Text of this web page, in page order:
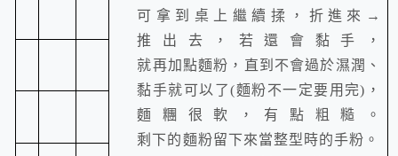
可拿到桌上繼續揉，折進來→
推出去，若還會黏手，
就再加點麵粉，直到不會過於濕潤、
黏手就可以了(麵粉不一定要用完)，
麵糰很軟，有點粗糙。
剩下的麵粉留下來當整型時的手粉。